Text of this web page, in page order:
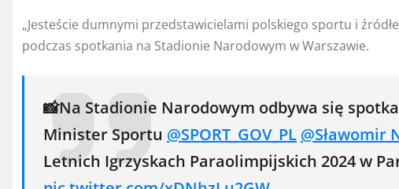
„Jesteście dumnymi przedstawicielami polskiego sportu i
podczas spotkania na Stadionie Narodowym w Warszawie.
📸Na Stadionie Narodowym odbywa się
Minister Sportu @SPORT_GOV_PL @Sławomir
Letnich Igrzyskach Paraolimpijskich 2024 w